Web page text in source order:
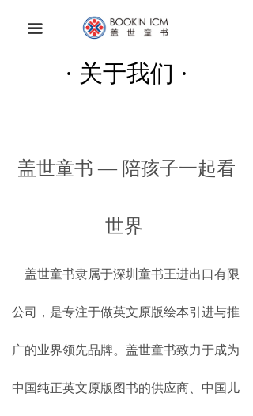
끀
盖世童书 — 陪孩子一起看
世界
盖世童书隶属于深圳童书王进出口有限
公司，是专注于做英文原版绘本引进与推
广的业界领先品牌。盖世童书致力于成为
中国纯正英文原版图书的供应商、中国儿
· 关于我们 ·